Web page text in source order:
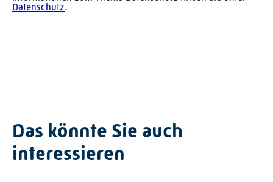
Datenschutz.
Das könnte Sie auch
interessieren